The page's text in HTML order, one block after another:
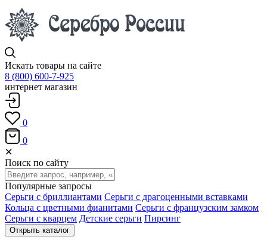
Искать товары на сайте
8 (800) 600-7-925
интернет магазин
0
0
✕
Поиск по сайту
Популярные запросы
Серьги с бриллиантами Серьги с драгоценными вставками
Кольца с цветными фианитами Серьги с французским замком
Серьги с кварцем Детские серьги Пирсинг
Открыть каталог